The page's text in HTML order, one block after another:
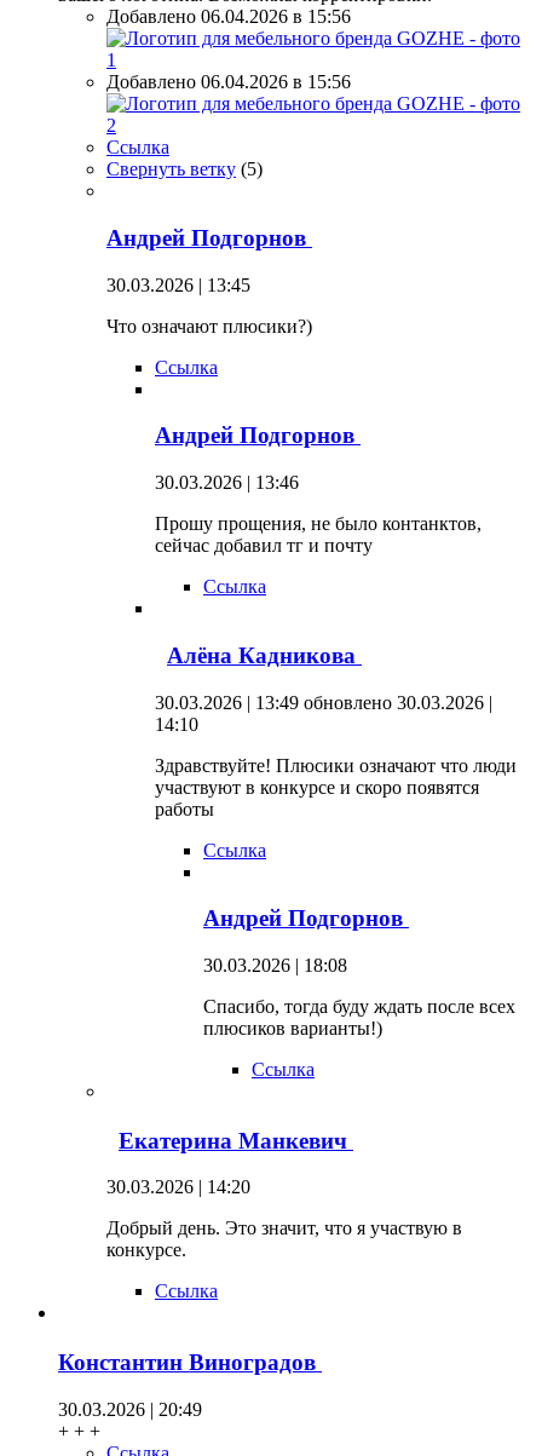
Добавлено 06.04.2026 в 15:56
Добавлено 06.04.2026 в 15:56
Ссылка
Свернуть ветку (5)
Андрей Подгорнов
30.03.2026 | 13:45
Что означают плюсики?)
Ссылка
Андрей Подгорнов
30.03.2026 | 13:46
Прошу прощения, не было контанктов,
сейчас добавил тг и почту
Ссылка
Алёна Кадникова
30.03.2026 | 13:49 обновлено 30.03.2026 |
14:10
Здравствуйте! Плюсики означают что люди
участвуют в конкурсе и скоро появятся
работы
Ссылка
Андрей Подгорнов
30.03.2026 | 18:08
Спасибо, тогда буду ждать после всех
плюсиков варианты!)
Ссылка
Екатерина Манкевич
30.03.2026 | 14:20
Добрый день. Это значит, что я участвую в
конкурсе.
Ссылка
Константин Виноградов
30.03.2026 | 20:49
+ + +